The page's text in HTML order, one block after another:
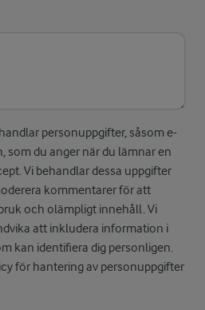
personuppgifter, såsom e-
som du anger när du lämnar en
Vi behandlar dessa uppgifter
kommentarer för att
och olämpligt innehåll. Vi
att inkludera information i
kan identifiera dig personligen.
för hantering av personuppgifter